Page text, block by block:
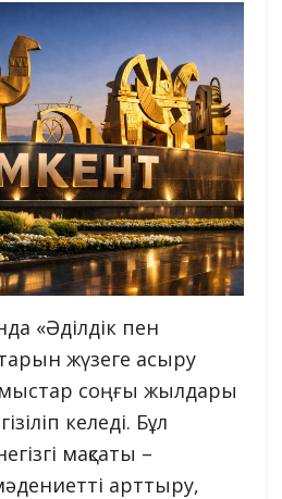
«Әділдік пен
жүзеге асыру
соңғы жылдары
келеді. Бұл
мақсаты –
мәдениетті арттыру,